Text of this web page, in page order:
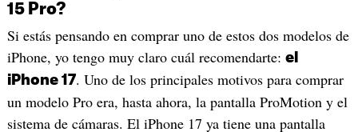
15 Pro?
Si estás pensando en comprar uno de estos dos modelos de
iPhone, yo tengo muy claro cuál recomendarte: el
iPhone 17. Uno de los principales motivos para comprar
un modelo Pro era, hasta ahora, la pantalla ProMotion y el
sistema de cámaras. El iPhone 17 ya tiene una pantalla